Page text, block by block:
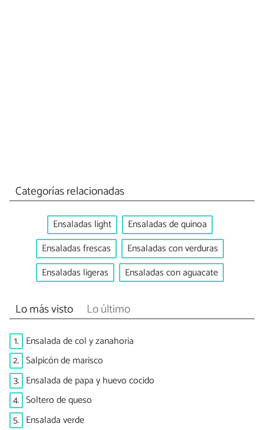
Categorías relacionadas
Ensaladas light
Ensaladas de quinoa
Ensaladas frescas
Ensaladas con verduras
Ensaladas ligeras
Ensaladas con aguacate
Lo más visto Lo último
1. Ensalada de col y zanahoria
2. Salpicón de marisco
3. Ensalada de papa y huevo cocido
4. Soltero de queso
5. Ensalada verde